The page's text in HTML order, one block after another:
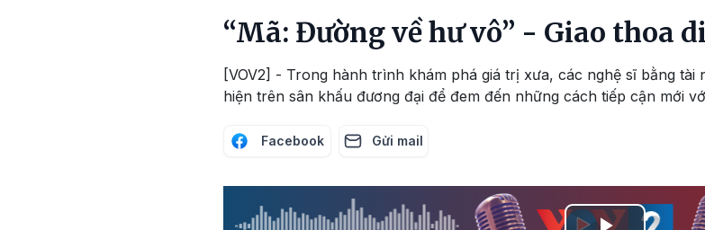
“Mã: Đường về hư vô” - Giao thoa
[VOV2] - Trong hành trình khám phá giá trị xưa, các nghệ sĩ bằng
hiện trên sân khấu đương đại để đem đến những cách tiếp cận mới
Facebook Gửi mail